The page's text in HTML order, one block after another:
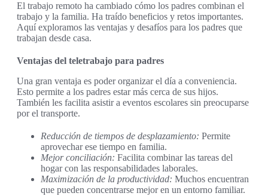
El trabajo remoto ha cambiado cómo los padres combinan el
trabajo y la familia. Ha traído beneficios y retos importantes.
Aquí exploramos las ventajas y desafíos para los padres que
trabajan desde casa.
Ventajas del teletrabajo para padres
Una gran ventaja es poder organizar el día a conveniencia.
Esto permite a los padres estar más cerca de sus hijos.
También les facilita asistir a eventos escolares sin preocuparse
por el transporte.
Reducción de tiempos de desplazamiento: Permite
aprovechar ese tiempo en familia.
Mejor conciliación: Facilita combinar las tareas del
hogar con las responsabilidades laborales.
Maximización de la productividad: Muchos encuentran
que pueden concentrarse mejor en un entorno familiar.